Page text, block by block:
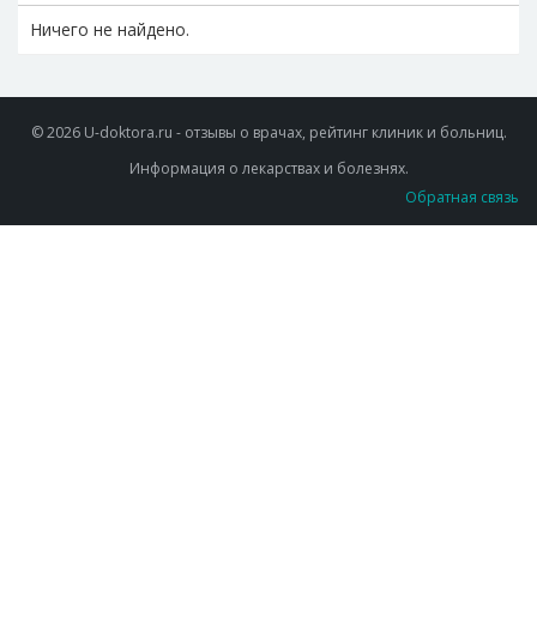
Ничего не найдено.
© 2026 U-doktora.ru - отзывы о врачах, рейтинг клиник и больниц.
Информация о лекарствах и болезнях.
Обратная связь